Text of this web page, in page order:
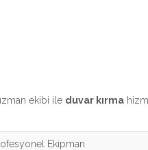
ekibi ile duvar kırma
Ekipman